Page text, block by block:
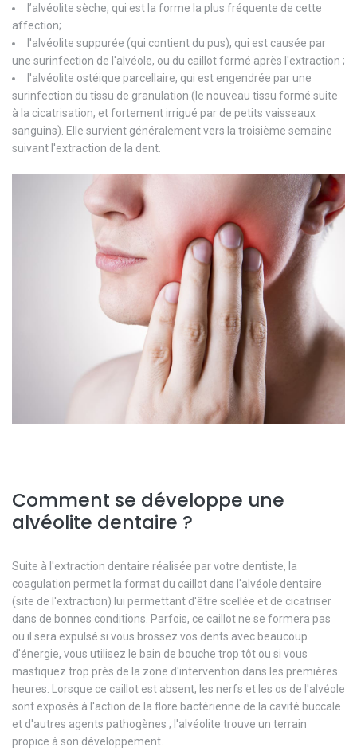
l’alvéolite sèche, qui est la forme la plus fréquente de cette
affection;
l'alvéolite suppurée (qui contient du pus), qui est causée par
une surinfection de l'alvéole, ou du caillot formé après l'extraction ;
l'alvéolite ostéique parcellaire, qui est engendrée par une
surinfection du tissu de granulation (le nouveau tissu formé suite
à la cicatrisation, et fortement irrigué par de petits vaisseaux
sanguins). Elle survient généralement vers la troisième semaine
suivant l'extraction de la dent.
Comment se développe une
alvéolite dentaire ?
Suite à l'extraction dentaire réalisée par votre dentiste, la
coagulation permet la format du caillot dans l'alvéole dentaire
(site de l'extraction) lui permettant d'être scellée et de cicatriser
dans de bonnes conditions. Parfois, ce caillot ne se formera pas
ou il sera expulsé si vous brossez vos dents avec beaucoup
d'énergie, vous utilisez le bain de bouche trop tôt ou si vous
mastiquez trop près de la zone d'intervention dans les premières
heures. Lorsque ce caillot est absent, les nerfs et les os de l'alvéole
sont exposés à l'action de la flore bactérienne de la cavité buccale
et d'autres agents pathogènes ; l'alvéolite trouve un terrain
propice à son développement.